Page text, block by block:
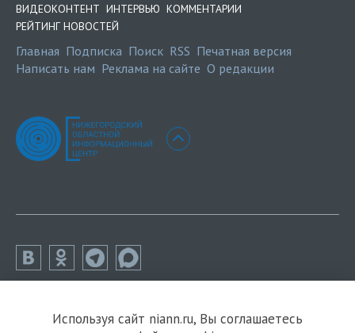
ВИДЕОКОНТЕНТ ИНТЕРВЬЮ КОММЕНТАРИИ
РЕЙТИНГ НОВОСТЕЙ
Главная Подписка Поиск RSS Печатная версия
Написать нам Реклама на сайте О редакции
Используя сайт niann.ru, Вы соглашаетесь